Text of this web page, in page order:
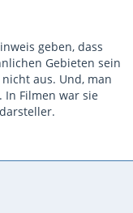
geben, dass
Gebieten sein
aus. Und, man
In Filmen war sie